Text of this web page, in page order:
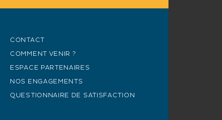
CONTACT
COMMENT VENIR ?
ESPACE PARTENAIRES
NOS ENGAGEMENTS
QUESTIONNAIRE DE SATISFACTION